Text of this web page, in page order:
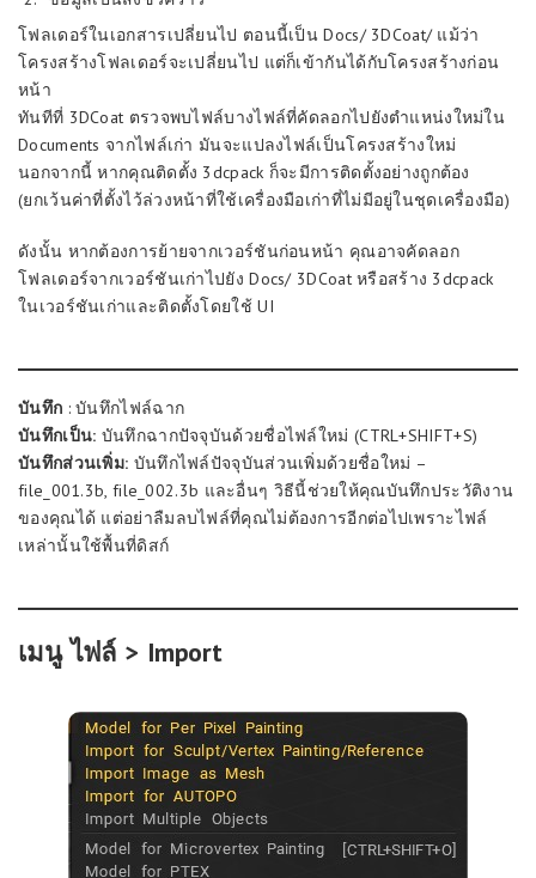
โฟลเดอร์ในเอกสารเปลี่ยนไป ตอนนี้เป็น Docs/ 3DCoat/ แม้ว่า
โครงสร้างโฟลเดอร์จะเปลี่ยนไป แต่ก็เข้ากันได้กับโครงสร้างก่อน
หน้า
ทันทีที่ 3DCoat ตรวจพบไฟล์บางไฟล์ที่คัดลอกไปยังตำแหน่งใหม่ใน
Documents จากไฟล์เก่า มันจะแปลงไฟล์เป็นโครงสร้างใหม่
นอกจากนี้ หากคุณติดตั้ง 3dcpack ก็จะมีการติดตั้งอย่างถูกต้อง
(ยกเว้นค่าที่ตั้งไว้ล่วงหน้าที่ใช้เครื่องมือเก่าที่ไม่มีอยู่ในชุดเครื่องมือ)
ดังนั้น หากต้องการย้ายจากเวอร์ชันก่อนหน้า คุณอาจคัดลอก
โฟลเดอร์จากเวอร์ชันเก่าไปยัง Docs/ 3DCoat หรือสร้าง 3dcpack
ในเวอร์ชันเก่าและติดตั้งโดยใช้ UI
บันทึก : บันทึกไฟล์ฉาก
บันทึกเป็น: บันทึกฉากปัจจุบันด้วยชื่อไฟล์ใหม่ (CTRL+SHIFT+S)
บันทึกส่วนเพิ่ม: บันทึกไฟล์ปัจจุบันส่วนเพิ่มด้วยชื่อใหม่ –
file_001.3b, file_002.3b และอื่นๆ วิธีนี้ช่วยให้คุณบันทึกประวัติงาน
ของคุณได้ แต่อย่าลืมลบไฟล์ที่คุณไม่ต้องการอีกต่อไปเพราะไฟล์
เหล่านั้นใช้พื้นที่ดิสก์
เมนู ไฟล์ > Import